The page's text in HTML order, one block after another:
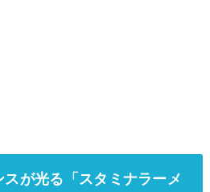
が光る「スタミナラーメ